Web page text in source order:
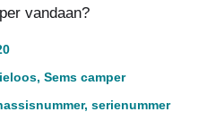
vandaan?
, Sems camper
, serienummer